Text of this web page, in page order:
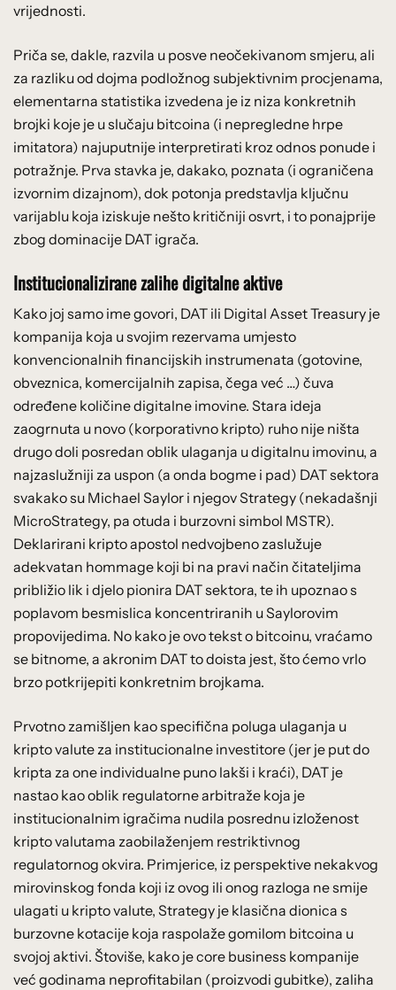
vrijednosti.
Priča se, dakle, razvila u posve neočekivanom smjeru, ali
za razliku od dojma podložnog subjektivnim procjenama,
elementarna statistika izvedena je iz niza konkretnih
brojki koje je u slučaju bitcoina (i nepregledne hrpe
imitatora) najuputnije interpretirati kroz odnos ponude i
potražnje. Prva stavka je, dakako, poznata (i ograničena
izvornim dizajnom), dok potonja predstavlja ključnu
varijablu koja iziskuje nešto kritičniji osvrt, i to ponajprije
zbog dominacije DAT igrača.
Institucionalizirane zalihe digitalne aktive
Kako joj samo ime govori, DAT ili Digital Asset Treasury je
kompanija koja u svojim rezervama umjesto
konvencionalnih financijskih instrumenata (gotovine,
obveznica, komercijalnih zapisa, čega već …) čuva
određene količine digitalne imovine. Stara ideja
zaogrnuta u novo (korporativno kripto) ruho nije ništa
drugo doli posredan oblik ulaganja u digitalnu imovinu, a
najzaslužniji za uspon (a onda bogme i pad) DAT sektora
svakako su Michael Saylor i njegov Strategy (nekadašnji
MicroStrategy, pa otuda i burzovni simbol MSTR).
Deklarirani kripto apostol nedvojbeno zaslužuje
adekvatan hommage koji bi na pravi način čitateljima
približio lik i djelo pionira DAT sektora, te ih upoznao s
poplavom besmislica koncentriranih u Saylorovim
propovijedima. No kako je ovo tekst o bitcoinu, vraćamo
se bitnome, a akronim DAT to doista jest, što ćemo vrlo
brzo potkrijepiti konkretnim brojkama.
Prvotno zamišljen kao specifična poluga ulaganja u
kripto valute za institucionalne investitore (jer je put do
kripta za one individualne puno lakši i kraći), DAT je
nastao kao oblik regulatorne arbitraže koja je
institucionalnim igračima nudila posrednu izloženost
kripto valutama zaobilaženjem restriktivnog
regulatornog okvira. Primjerice, iz perspektive nekakvog
mirovinskog fonda koji iz ovog ili onog razloga ne smije
ulagati u kripto valute, Strategy je klasična dionica s
burzovne kotacije koja raspolaže gomilom bitcoina u
svojoj aktivi. Štoviše, kako je core business kompanije
već godinama neprofitabilan (proizvodi gubitke), zaliha